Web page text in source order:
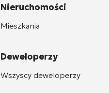
Nieruchomości
Mieszkania
Deweloperzy
Wszyscy deweloperzy